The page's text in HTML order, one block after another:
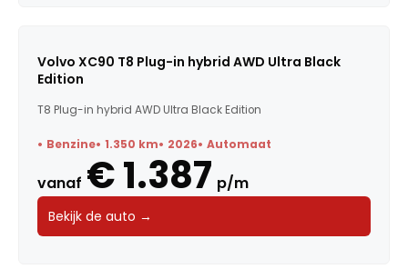
Volvo XC90 T8 Plug-in hybrid AWD Ultra Black
Edition
T8 Plug-in hybrid AWD Ultra Black Edition
Benzine 1.350 km 2026 Automaat
vanaf € 1.387 p/m
Bekijk de auto →